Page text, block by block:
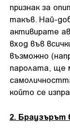
признак за
такъв. Най-
активирате
вход във
възможно
паролата, ще
който се
2. Браузърът